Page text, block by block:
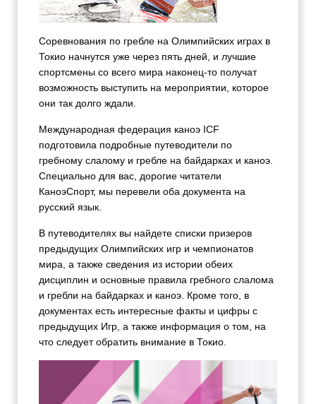
Соревнования по гребле на Олимпийских играх в
Токио начнутся уже через пять дней, и лучшие
спортсмены со всего мира наконец-то получат
возможность выступить на мероприятии, которое
они так долго ждали.
Международная федерация каноэ ICF
подготовила подробные путеводители по
гребному слалому и гребле на байдарках и каноэ.
Специально для вас, дорогие читатели
КаноэСпорт, мы перевели оба документа на
русский язык.
В путеводителях вы найдете списки призеров
предыдущих Олимпийских игр и чемпионатов
мира, а также сведения из истории обеих
дисциплин и основные правила гребного слалома
и гребли на байдарках и каноэ. Кроме того, в
документах есть интересные факты и цифры с
предыдущих Игр, а также информация о том, на
что следует обратить внимание в Токио.